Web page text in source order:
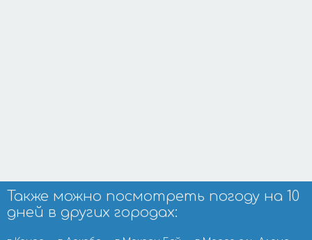
Также можно посмотреть погоду на 10
дней в других городах: